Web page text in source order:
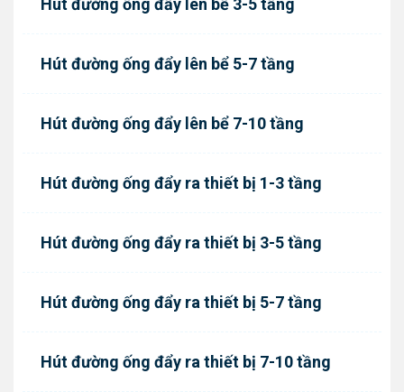
Hút đường ống đẩy lên bể 3-5 tầng
Hút đường ống đẩy lên bể 5-7 tầng
Hút đường ống đẩy lên bể 7-10 tầng
Hút đường ống đẩy ra thiết bị 1-3 tầng
Hút đường ống đẩy ra thiết bị 3-5 tầng
Hút đường ống đẩy ra thiết bị 5-7 tầng
Hút đường ống đẩy ra thiết bị 7-10 tầng